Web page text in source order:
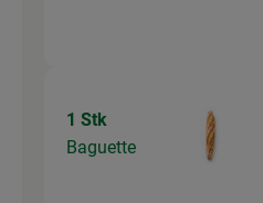
1 Stk
Baguette